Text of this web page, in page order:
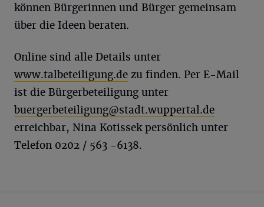
können Bürgerinnen und Bürger gemeinsam
über die Ideen beraten.
Online sind alle Details unter
www.talbeteiligung.de zu finden. Per E-Mail
ist die Bürgerbeteiligung unter
buergerbeteiligung@stadt.wuppertal.de
erreichbar, Nina Kotissek persönlich unter
Telefon 0202 / 563 -6138.